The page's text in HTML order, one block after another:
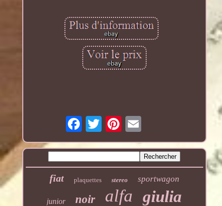
fiat plaquettes stereo sportwagon
junior noir alfa giulia